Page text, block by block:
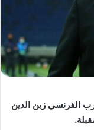
الفرنسي زين الدين